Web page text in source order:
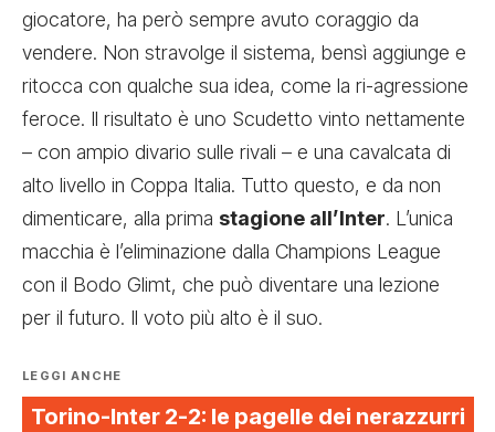
giocatore, ha però sempre avuto coraggio da
vendere. Non stravolge il sistema, bensì aggiunge e
ritocca con qualche sua idea, come la ri-agressione
feroce. Il risultato è uno Scudetto vinto nettamente
– con ampio divario sulle rivali – e una cavalcata di
alto livello in Coppa Italia. Tutto questo, e da non
dimenticare, alla prima stagione all’Inter. L’unica
macchia è l’eliminazione dalla Champions League
con il Bodo Glimt, che può diventare una lezione
per il futuro. Il voto più alto è il suo.
LEGGI ANCHE
Torino-Inter 2-2: le pagelle dei nerazzurri